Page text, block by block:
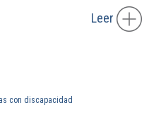
Leer
con discapacidad